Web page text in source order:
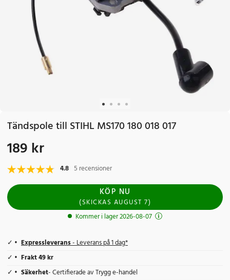
Tändspole till STIHL MS170 180 018 017
Pris:189 kr
189 kr
4.8 5 recensioner
KÖP NU
(SKICKAS AUGUST 7)
Kommer i lager 2026-08-07
Expressleverans- Leverans på 1 dag*
Frakt 49 kr
Säkerhet- Certifierade av Trygg e-handel